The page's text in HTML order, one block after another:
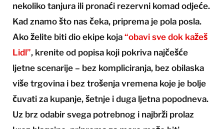
nekoliko tanjura ili pronaći rezervni komad odjeće.
Kad znamo što nas čeka, priprema je pola posla.
Ako želite biti dio ekipe koja “obavi sve dok kažeš
Lidl”, krenite od popisa koji pokriva najčešće
ljetne scenarije – bez kompliciranja, bez obilaska
više trgovina i bez trošenja vremena koje je bolje
čuvati za kupanje, šetnje i duga ljetna popodneva.
Uz brz odabir svega potrebnog i najbrži prolaz